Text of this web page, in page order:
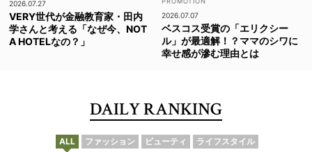
2026.07.27
VERY世代が金融教育家・田内
学さんと考える「なぜ今、NOT
A HOTELなの？」
2026.07.07
ベスコス受賞の「エリクシー
ル」が最適解！？ママのシワに
幸せ感が滲む理由とは
DAILY RANKING
ALL ファッション ビューティ ライフスタイル